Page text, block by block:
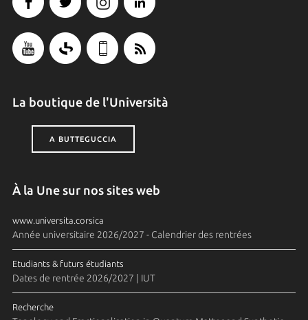
La boutique de l'Università
A BUTTEGUCCIA
À la Une sur nos sites web
www.universita.corsica
Année universitaire 2026/2027 - Calendrier des rentrées
Etudiants & futurs étudiants
Dates de rentrée 2026/2027 | IUT
Recherche